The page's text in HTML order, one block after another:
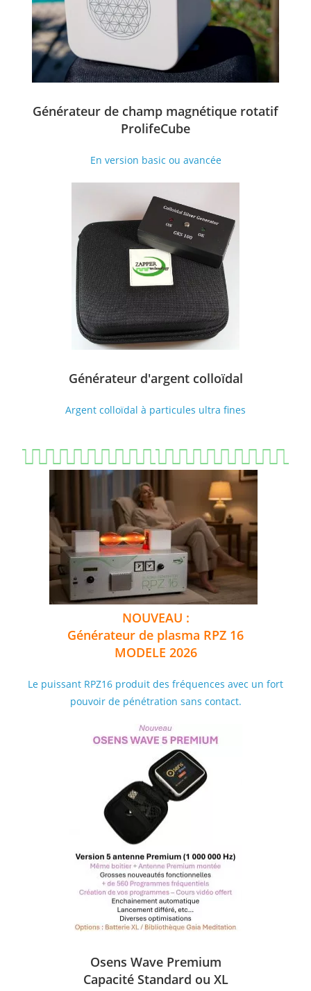
Générateur de champ magnétique rotatif
ProlifeCube
En version basic ou avancée
Générateur d'argent colloïdal
Argent colloïdal à particules ultra fines
BEST OF BIORES
NOUVEAU :
Générateur de plasma RPZ 16
MODELE 2026
Le puissant RPZ16 produit des fréquences avec un fort
pouvoir de pénétration sans contact.
Osens Wave Premium
Capacité Standard ou XL